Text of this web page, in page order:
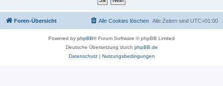
Foren-Übersicht Alle Zeiten sind UTC+01:00
Alle Cookies löschen
Powered by phpBB® Forum Software © phpBB Limited
Deutsche Übersetzung durch phpBB.de
Datenschutz| Nutzungsbedingungen